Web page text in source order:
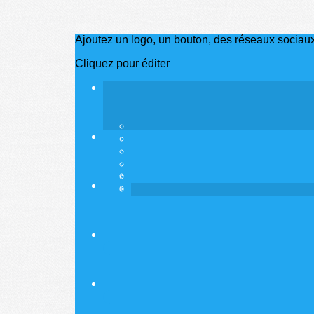
Ajoutez un logo, un bouton, des réseaux
Cliquez pour éditer